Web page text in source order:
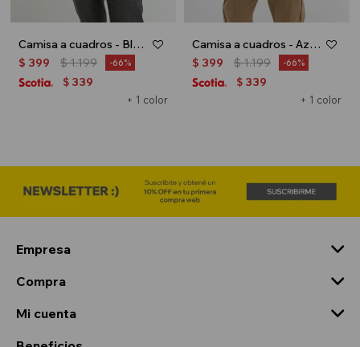
Camisa a cuadros - Blanco
+ 1 color
$ 399 $1.199 66
$ 339
Camisa a cuadros - Azul marino
+ 1 color
$ 399 $1.199 66
$ 339
Empresa
Compra
Mi cuenta